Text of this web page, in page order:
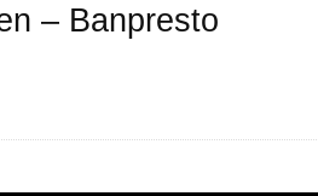
– Banpresto